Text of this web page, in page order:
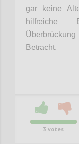
gar keine
hilfreiche
Betracht.
3 votes